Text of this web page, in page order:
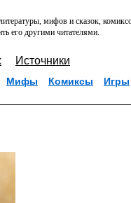
мифов и сказок,
его другими читателями.
Источники
Мифы Комиксы Игры